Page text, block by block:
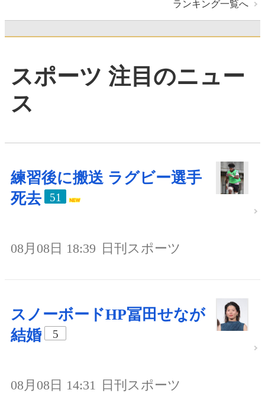
ランキング一覧へ
スポーツ 注目のニュー
ス
練習後に搬送 ラグビー選手
死去
51
08月08日 18:39 日刊スポーツ
スノーボードHP冨田せなが
結婚
5
08月08日 14:31 日刊スポーツ